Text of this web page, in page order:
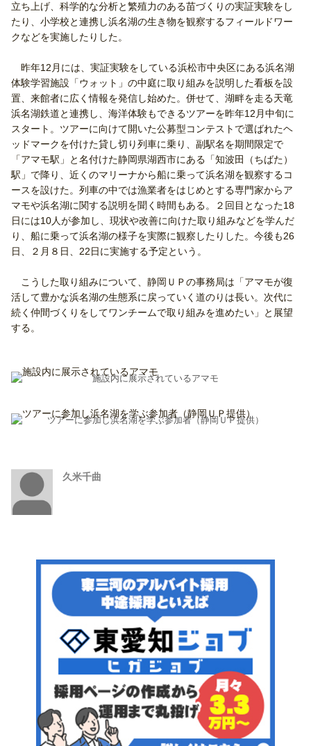
立ち上げ、科学的な分析と繁殖力のある苗づくりの実証実験をし
たり、小学校と連携し浜名湖の生き物を観察するフィールドワー
クなどを実施したりした。
昨年12月には、実証実験をしている浜松市中央区にある浜名湖
体験学習施設「ウォット」の中庭に取り組みを説明した看板を設
置、来館者に広く情報を発信し始めた。併せて、湖畔を走る天竜
浜名湖鉄道と連携し、海洋体験もできるツアーを昨年12月中旬に
スタート。ツアーに向けて開いた公募型コンテストで選ばれたヘ
ッドマークを付けた貸し切り列車に乗り、副駅名を期間限定で
「アマモ駅」と名付けた静岡県湖西市にある「知波田（ちばた）
駅」で降り、近くのマリーナから船に乗って浜名湖を観察するコ
ースを設けた。列車の中では漁業者をはじめとする専門家からア
マモや浜名湖に関する説明を聞く時間もある。２回目となった18
日には10人が参加し、現状や改善に向けた取り組みなどを学んだ
り、船に乗って浜名湖の様子を実際に観察したりした。今後も26
日、２月８日、22日に実施する予定という。
こうした取り組みについて、静岡ＵＰの事務局は「アマモが復
活して豊かな浜名湖の生態系に戻っていく道のりは長い。次代に
続く仲間づくりをしてワンチームで取り組みを進めたい」と展望
する。
施設内に展示されているアマモ
ツアーに参加し浜名湖を学ぶ参加者（静岡ＵＰ提供）
久米千曲